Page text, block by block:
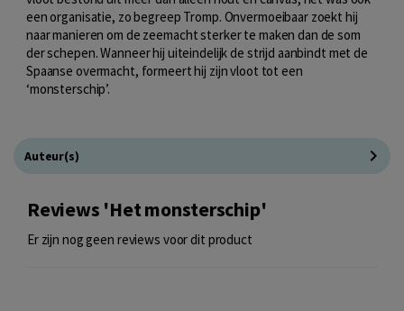
een organisatie, zo begreep Tromp. Onvermoeibaar zoekt hij
naar manieren om de zeemacht sterker te maken dan de som
der schepen. Wanneer hij uiteindelijk de strijd aanbindt met de
Spaanse overmacht, formeert hij zijn vloot tot een
‘monsterschip’.
Auteur(s)
Reviews 'Het monsterschip'
Er zijn nog geen reviews voor dit product